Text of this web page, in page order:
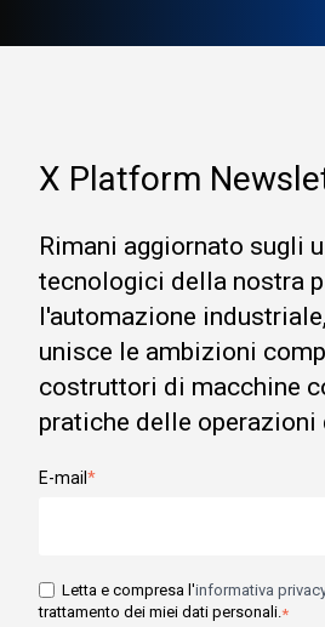
X Platform
Rimani aggiornato sugli
tecnologici della nostra
l'automazione
unisce le ambizioni
costruttori di macchine
pratiche delle operazioni
E-mail *
Letta e compresa l'informativa
trattamento dei miei dati personali.*